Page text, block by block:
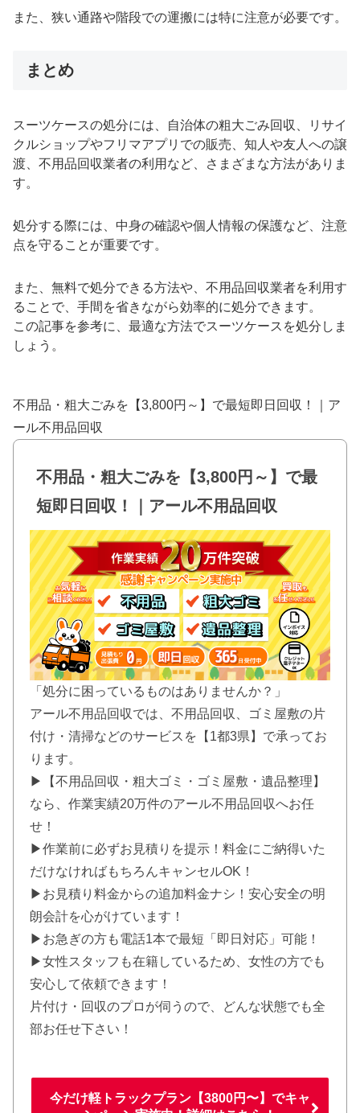
また、狭い通路や階段での運搬には特に注意が必要です。
まとめ
スーツケースの処分には、自治体の粗大ごみ回収、リサイ
クルショップやフリマアプリでの販売、知人や友人への譲
渡、不用品回収業者の利用など、さまざまな方法がありま
す。
処分する際には、中身の確認や個人情報の保護など、注意
点を守ることが重要です。
また、無料で処分できる方法や、不用品回収業者を利用す
ることで、手間を省きながら効率的に処分できます。
この記事を参考に、最適な方法でスーツケースを処分しま
しょう。
不用品・粗大ごみを【3,800円～】で最短即日回収！｜ア
ール不用品回収
不用品・粗大ごみを【3,800円～】で最
短即日回収！｜アール不用品回収
「処分に困っているものはありませんか？」
アール不用品回収では、不用品回収、ゴミ屋敷の片
付け・清掃などのサービスを【1都3県】で承ってお
ります。
▶【不用品回収・粗大ゴミ・ゴミ屋敷・遺品整理】
なら、作業実績20万件のアール不用品回収へお任
せ！
▶作業前に必ずお見積りを提示！料金にご納得いた
だけなければもちろんキャンセルOK！
▶お見積り料金からの追加料金ナシ！安心安全の明
朗会計を心がけています！
▶お急ぎの方も電話1本で最短「即日対応」可能！
▶女性スタッフも在籍しているため、女性の方でも
安心して依頼できます！
片付け・回収のプロが伺うので、どんな状態でも全
部お任せ下さい！
今だけ軽トラックプラン【3800円〜】でキャ